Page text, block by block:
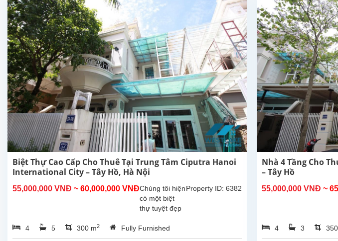
trong khu vực.
Căn nhà sở...
Biệt Thự Cao Cấp Cho Thuê Tại Trung Tâm Ciputra Hanoi
International City – Tây Hồ, Hà Nội
55,000,000 VNĐ ~ 60,000,000 VNĐ Property ID: 6382
Chúng tôi hiện
có một biệt
thự tuyệt đẹp
trung tâm khu
đô thị Ciputra
4 5 300 m2 Fully Furnished
Nhà 4 Tầng Cho
– Tây Hồ
55,000,000 VNĐ ~
4 3